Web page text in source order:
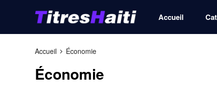
Accueil
Accueil Économie
Économie